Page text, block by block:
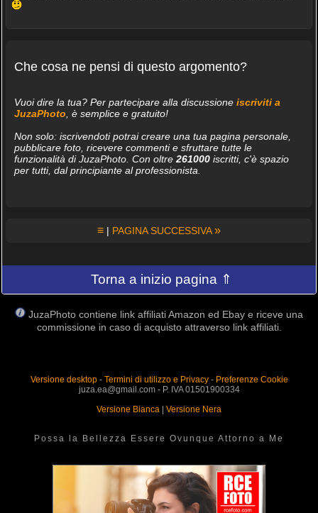
Che cosa ne pensi di questo argomento?
Vuoi dire la tua? Per partecipare alla discussione iscriviti a
JuzaPhoto , è semplice e gratuito!
Non solo: iscrivendoti potrai creare una tua pagina personale,
pubblicare foto, ricevere commenti e sfruttare tutte le
funzionalità di JuzaPhoto. Con oltre 261000iscritti, c'è spazio
per tutti, dal principiante al professionista.
≡ | PAGINA SUCCESSIVA»
Torna a inizio pagina ⇑
JuzaPhoto contiene link affiliati Amazon ed Ebay e riceve una
commissione in caso di acquisto attraverso link affiliati.
Versione desktop- Termini di utilizzo e Privacy- Preferenze Cookie
juza.ea@gmail.com - P. IVA 01501900334
Versione Bianca | Versione Nera
Possa la Bellezza Essere Ovunque Attorno a Me